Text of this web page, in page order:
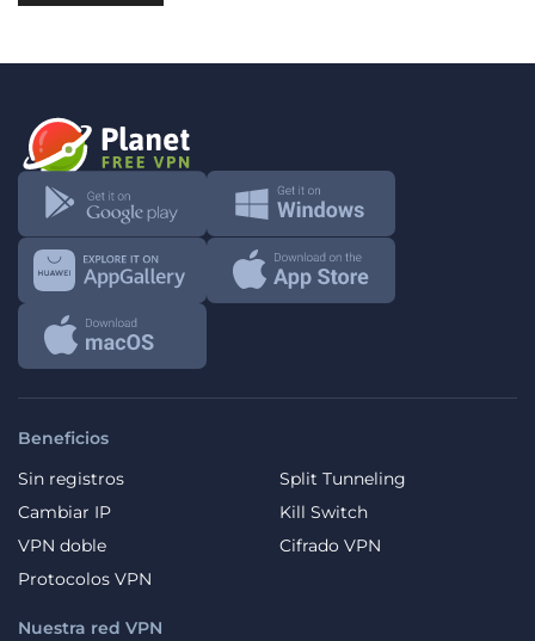
Beneficios
Sin registros
Split Tunneling
Cambiar IP
Kill Switch
VPN doble
Cifrado VPN
Protocolos VPN
Nuestra red VPN